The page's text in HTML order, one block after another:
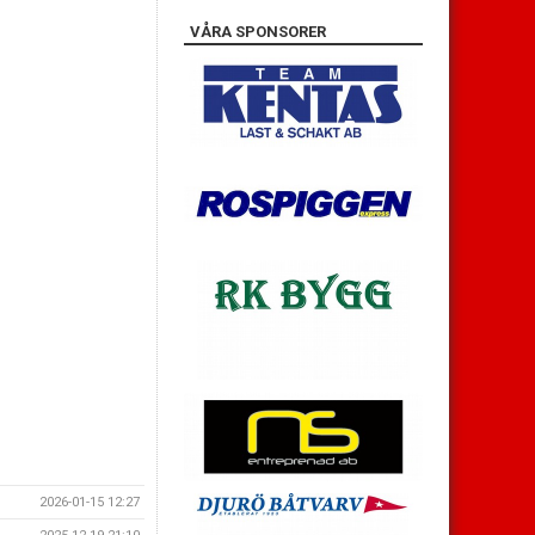
2026-01-15 12:27
VÅRA SPONSORER